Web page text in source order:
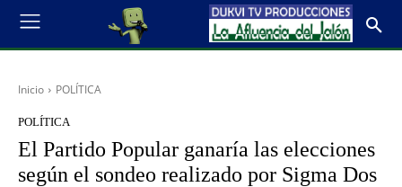
Inicio POLÍTICA
POLÍTICA
El Partido Popular ganaría las elecciones
según el sondeo realizado por Sigma Dos